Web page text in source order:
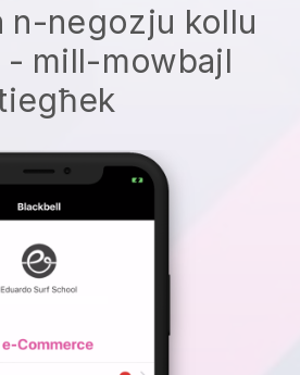
n-negozju kollu
mill-mowbajl